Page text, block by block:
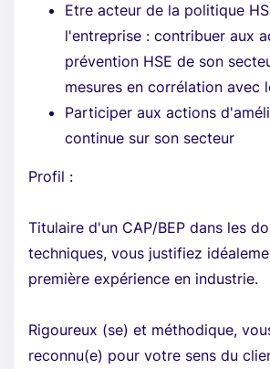
Etre acteur de la politique
l'entreprise : contribuer aux
prévention HSE de son
mesures en corrélation avec
Participer aux actions
continue sur son secteur
Profil :
Titulaire d'un CAP/BEP dans les
techniques, vous justifiez
première expérience en industrie.
Rigoureux (se) et méthodique,
reconnu(e) pour votre sens du